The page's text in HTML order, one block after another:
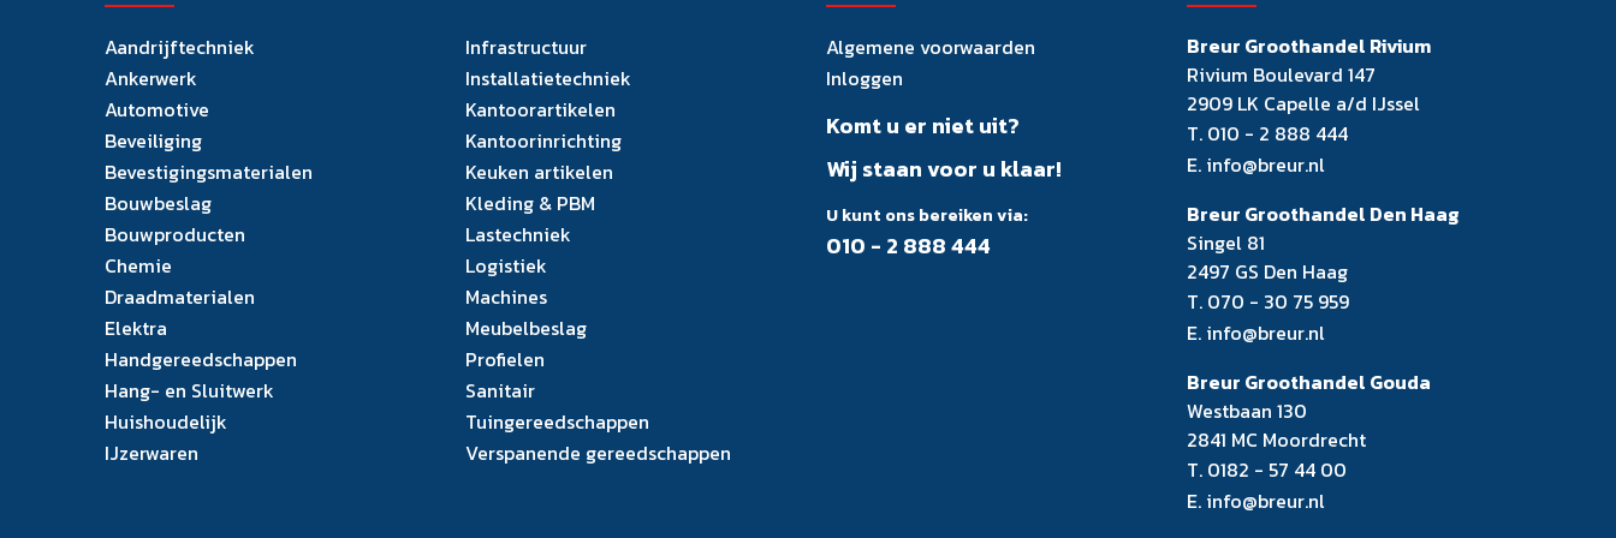
Aandrijftechniek
Ankerwerk
Automotive
Beveiliging
Bevestigingsmaterialen
Bouwbeslag
Bouwproducten
Chemie
Draadmaterialen
Elektra
Handgereedschappen
Hang- en Sluitwerk
Huishoudelijk
IJzerwaren
Infrastructuur
Installatietechniek
Kantoorartikelen
Kantoorinrichting
Keuken artikelen
Kleding & PBM
Lastechniek
Logistiek
Machines
Meubelbeslag
Profielen
Sanitair
Tuingereedschappen
Verspanende gereedschappen
Algemene voorwaarden
Inloggen
Komt u er niet uit?
Wij staan voor u klaar!
U kunt ons bereiken via:
010 - 2 888 444
Breur Groothandel Rivium
Rivium Boulevard 147
2909 LK Capelle a/d IJssel
T. 010 - 2 888 444
E. info@breur.nl
Breur Groothandel Den Haag
Singel 81
2497 GS Den Haag
T. 070 - 30 75 959
E. info@breur.nl
Breur Groothandel Gouda
Westbaan 130
2841 MC Moordrecht
T. 0182 - 57 44 00
E. info@breur.nl